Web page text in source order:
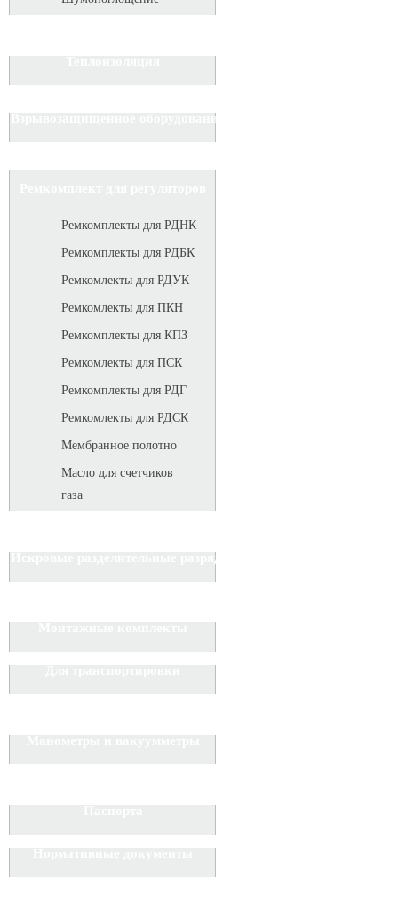
Взрывозащищенное оборудование
Ремкомплекты для РДНК
Ремкомплекты для РДБК
Ремкомлекты для РДУК
Ремкомлекты для ПКН
Ремкомплекты для КПЗ
Ремкомлекты для ПСК
Ремкомплекты для РДГ
Ремкомлекты для РДСК
Мембранное полотно
Масло для счетчиков
газа
Искровые разделительные разрядники